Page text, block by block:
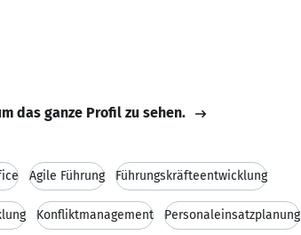
das ganze Profil zu sehen.
Agile Führung Führungskräfteentwicklung
Konfliktmanagement Personaleinsatzplanung